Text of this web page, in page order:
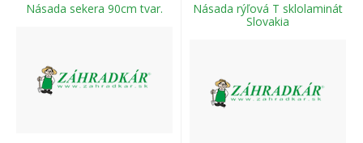
Násada sekera 90cm tvar.
Násada rýľová T sklolaminát
Slovakia